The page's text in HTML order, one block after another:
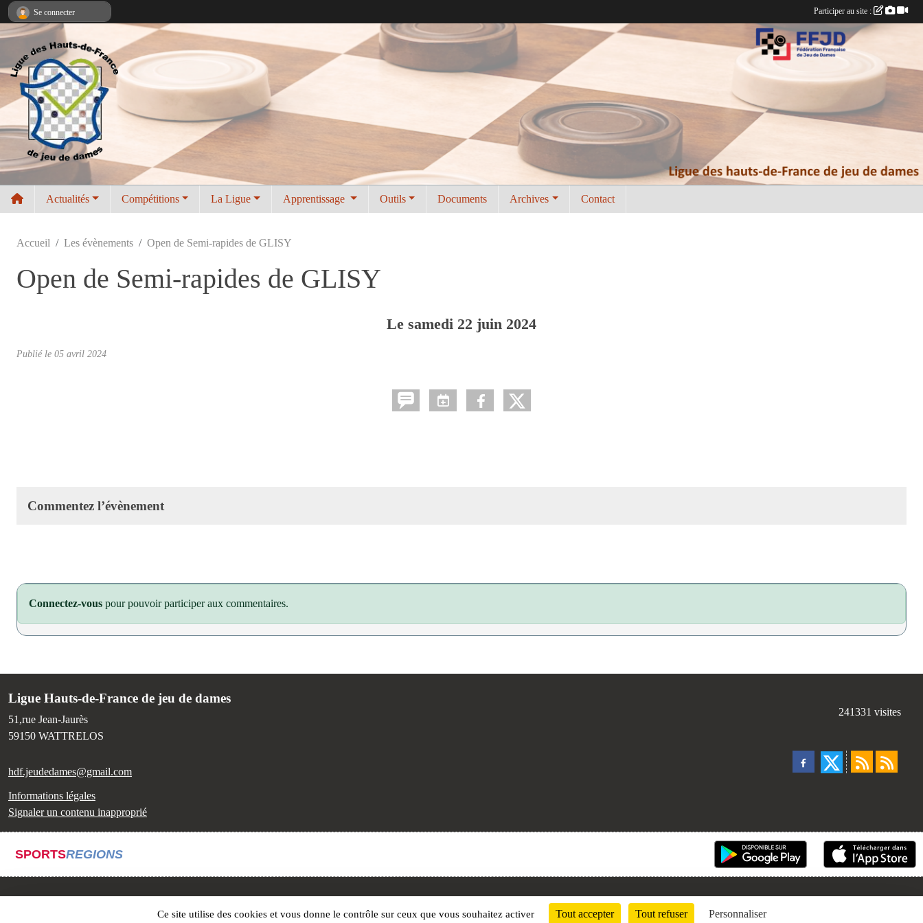
Actualités Compétitions La Ligue Apprentissage Outils Documents Archives Contact
Accueil Les évènements Open de Semi-rapides de GLISY
Open de Semi-rapides de GLISY
Le samedi 22 juin 2024
Publié le 05 avril 2024
Commentez l’évènement
Connectez-vous pour pouvoir participer aux commentaires.
Ligue Hauts-de-France de jeu de dames
51,rue Jean-Jaurès
59150 WATTRELOS
hdf.jeudedames@gmail.com
Informations légales
Signaler un contenu inapproprié
241331 visites
SPORTSREGIONS
Se connecter Participer au site :
Panneau de gestion des cookies
Ce site utilise des cookies et vous donne le contrôle sur ceux que vous souhaitez activer Tout accepter Tout refuser Personnaliser